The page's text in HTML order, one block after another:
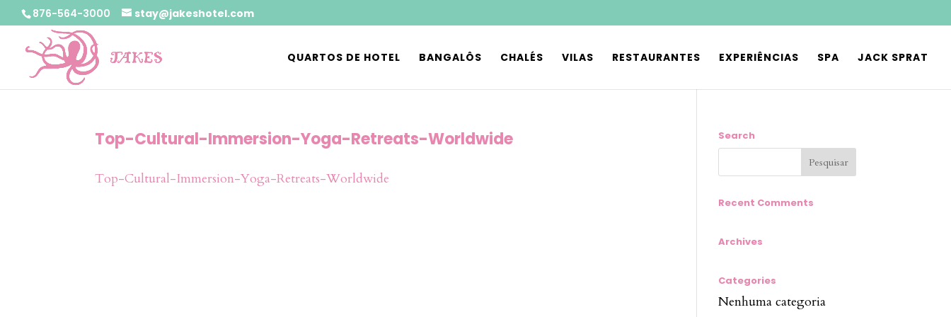
876-564-3000 stay@jakeshotel.com
QUARTOS DE HOTEL BANGALÔS CHALÉS VILAS RESTAURANTES EXPERIÊNCIAS SPA JACK SPRAT
Top-Cultural-Immersion-Yoga-Retreats-Worldwide
Top-Cultural-Immersion-Yoga-Retreats-Worldwide
Search
Recent Comments
Archives
Categories
Nenhuma categoria